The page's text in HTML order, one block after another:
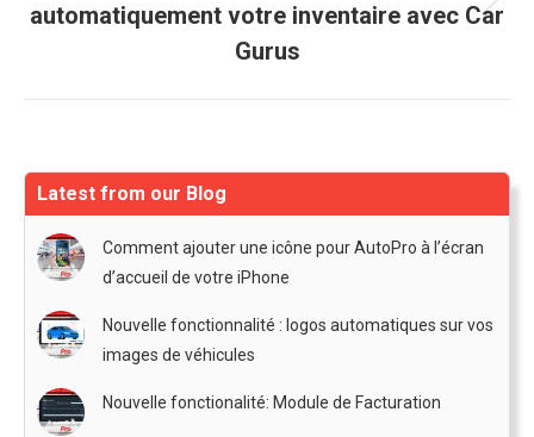
Article
suivant
automatiquement votre inventaire avec Car
Gurus
Latest from our Blog
Comment ajouter une icône pour AutoPro à l’écran
d’accueil de votre iPhone
Nouvelle fonctionnalité : logos automatiques sur vos
images de véhicules
Nouvelle fonctionalité: Module de Facturation